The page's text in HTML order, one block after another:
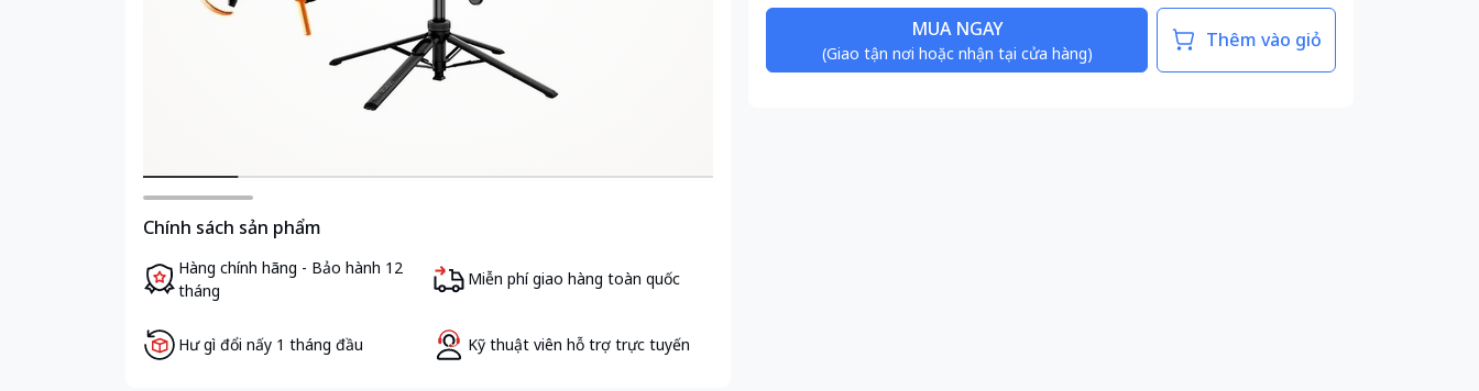
Chính sách sản phẩm
Hàng chính hãng - Bảo hành 12
tháng
Miễn phí giao hàng toàn quốc
Hư gì đổi nấy 1 tháng đầu Kỹ thuật viên hỗ trợ trực tuyến
MUA NGAY
(Giao tận nơi hoặc nhận tại cửa hàng)
Thêm vào giỏ